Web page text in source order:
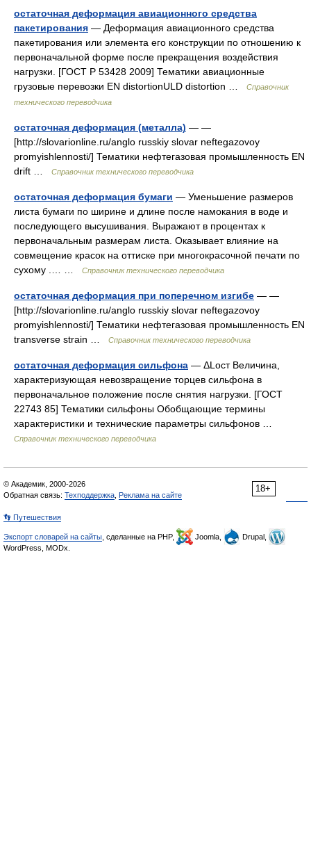
остаточная деформация авиационного средства
пакетирования — Деформация авиационного средства
пакетирования или элемента его конструкции по отношению к
первоначальной форме после прекращения воздействия
нагрузки. [ГОСТ Р 53428 2009] Тематики авиационные
грузовые перевозки EN distortionULD distortion …
Справочник
технического переводчика
остаточная деформация (металла) — —
[http://slovarionline.ru/anglo russkiy slovar neftegazovoy
promyishlennosti/] Тематики нефтегазовая промышленность EN
drift …
Справочник технического переводчика
остаточная деформация бумаги — Уменьшение размеров
листа бумаги по ширине и длине после намокания в воде и
последующего высушивания. Выражают в процентах к
первоначальным размерам листа. Оказывает влияние на
совмещение красок на оттиске при многокрасочной печати по
сухому .… …
Справочник технического переводчика
остаточная деформация при поперечном изгибе — —
[http://slovarionline.ru/anglo russkiy slovar neftegazovoy
promyishlennosti/] Тематики нефтегазовая промышленность EN
transverse strain …
Справочник технического переводчика
остаточная деформация сильфона — ΔLост Величина,
характеризующая невозвращение торцев сильфона в
первоначальное положение после снятия нагрузки. [ГОСТ
22743 85] Тематики сильфоны Обобщающие термины
характеристики и технические параметры сильфонов …
Справочник технического переводчика
18+
© Академик, 2000-2026
Обратная связь: Техподдержка Реклама на сайте
👣 Путешествия
Экспорт словарей на сайты , сделанные на PHP, Joomla,
Drupal,
WordPress, MODx.